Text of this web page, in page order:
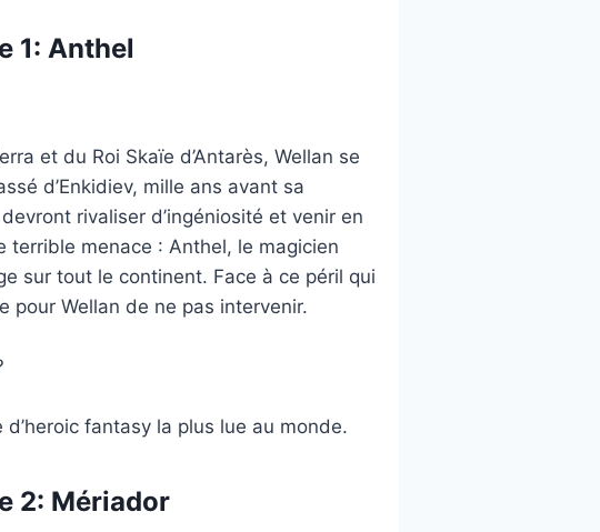
1: Anthel
et du Roi Skaïe d’Antarès, Wellan se
d’Enkidiev, mille ans avant sa
rivaliser d’ingéniosité et venir en
terrible menace : Anthel, le magicien
sur tout le continent. Face à ce péril qui
pour Wellan de ne pas intervenir.
d’heroic fantasy la plus lue au monde.
2: Mériador